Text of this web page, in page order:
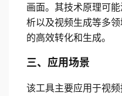
画面。其技术原理可
析以及视频生成等多
的高效转化和生成。
三、应用场景
该工具主要应用于视